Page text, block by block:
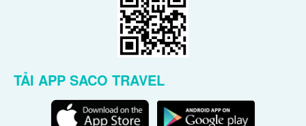
TẢI APP SACO TRAVEL